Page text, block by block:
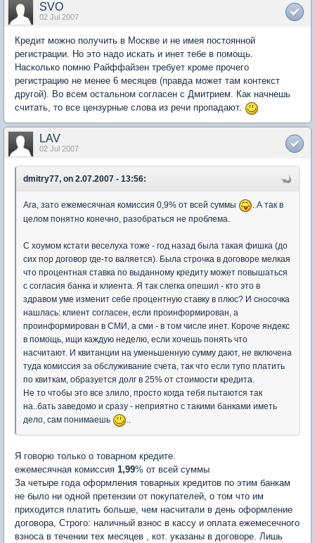
SVO
02 Jul 2007
Кредит можно получить в Москве и не имея постоянной
регистрации. Но это надо искать и инет тебе в помощь.
Насколько помню Райффайзен требует кроме прочего
регистрацию не менее 6 месяцев (правда может там контекст
другой). Во всем остальном согласен с Дмитрием. Как начнешь
считать, то все цензурные слова из речи пропадают.
LAV
02 Jul 2007
dmitry77, on 2.07.2007 - 13:56:
Ага, зато ежемесячная комиссия 0,9% от всей суммы
. А так в
целом понятно конечно, разобраться не проблема.
С хоумом кстати веселуха тоже - год назад была такая фишка (до
сих пор договор где-то валяется). Была строчка в договоре мелкая
что процентная ставка по выданному кредиту может повышаться
с согласия банка и клиента. Я так слегка опешил - кто это в
здравом уме изменит себе процентную ставку в плюс? И сносочка
нашлась: клиент согласен, если проинформирован, а
проинформирован в СМИ, а сми - в том числе инет. Короче яндекс
в помощь, ищи каждую неделю, если хочешь понять что
насчитают. И квитанции на уменьшенную сумму дают, не включена
туда комиссия за обслуживание счета, так что если тупо платить
по квиткам, образуется долг в 25% от стоимости кредита.
Не то чтобы это все злило, просто когда тебя пытаются так
на..бать заведомо и сразу - неприятно с такими банками иметь
дело, сам понимаешь
..
Я говорю только о товарном кредите.
ежемесячная комиссия 1,99% от всей суммы
За четыре года оформления товарных кредитов по этим банкам
не было ни одной претензии от покупателей, о том что им
приходится платить больше, чем насчитали в день оформление
договора, Строго: наличный взнос в кассу и оплата ежемесечного
взноса в течении тех месяцев , кот. указаны в договоре. Лишь